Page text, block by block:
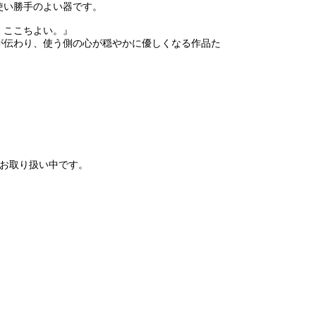
勝手のよい器です。
こちよい。』
わり、使う側の心が穏やかに優しくなる作品た
取り扱い中です。